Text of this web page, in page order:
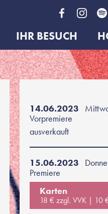
IHR BESUCH
14.06.2023
Vorpremiere
ausverkauft
15.06.2023
Premiere
Karten
18 € zzgl. VVK 10